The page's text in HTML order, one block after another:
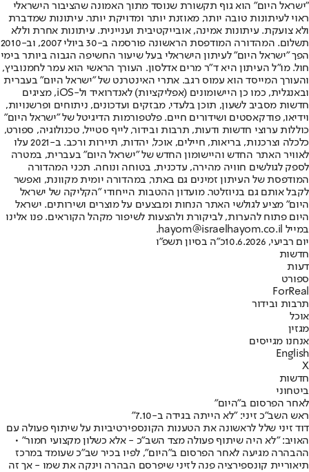
"ישראל היום" הוא גוף תקשורת שנוסד מתוך האמונה שהציבור הישראלי
ראוי לעיתונות טובה יותר, מאוזנת יותר ומדויקת יותר. עיתונות שמדברת
ולא צועקת. עיתונות אמינה, אובייקטיבית ועניינית. עיתונות אחרת וללא
תשלום. המהדורה המודפסת הראשונה פורסמה ב-30 ביולי 2007, וב-2010
הפך "ישראל היום" לעיתון הישראלי בעל שיעור החשיפה הגבוה ביותר בימי
חול. מו"ל העיתון היא ד"ר מרים אדלסון. העורך הראשי הוא עמר לחמנוביץ,
והעורך המייסד הוא עמוס רגב. אתרי האינטרנט של "ישראל היום" בעברית
ובאנגלית, כמו כן היישומונים (אפליקציות) לאנדרואיד ול-iOS, מציגים
חדשות מסביב לשעון, תוכן בלעדי, מבזקים ועדכונים, ניתוחים ופרשנויות,
וידיאו, פודקאסטים ושידורים חיים. פלטפורמות הדיגיטל של "ישראל היום"
כוללות ערוצי חדשות ודעות, תרבות ובידור, לייף סטייל, טכנולוגיה, ספורט,
כלכלה וצרכנות, בריאות, חיילים, אוכל, יהדות, תיירות ורכב. ב-2021 עלו
לאוויר האתר החדש והיישומון החדש של "ישראל היום" בעברית, במטרה
לספק לגולשים חוויה מהירה, עדכנית, בטוחה ונוחה. תכני המהדורה
המודפסת של העיתון זמינים גם באתר, במהדורה יומית מקוונת, ואפשר
לקבל אותם גם בניוזלטר. מועדון ההטבות הייחודי "הקליקה של ישראל
היום" מציע לגולשי האתר הנחות ומבצעים על מוצרים ושירותים. ישראל
היום פתוח להערות, לביקורת ולהצעות לשיפור מקהל הקוראים. פנו אלינו
במייל hayom@israelhayom.co.il.
יום רביעי, 10.6.2026
כ"ה בסיון תשפ"ו
חדשות
דעות
ספורט
ForReal
תרבות ובידור
אוכל
מגזין
אנחנו מגייסים
English
X
חדשות
ביטחוני
לאחר הפרסום ב"היום"
ראש השב"כ זיני: "לא הייתה בגידה ב-7.10"
דוד זיני שלל לראשונה את הטענות הקונספירטיביות על שיתוף פעולה עם
האויב: "לא היה שיתוף פעולה מצד השב"כ - אלא כשלון מקצועי חמור" •
ההבהרה מגיעה לאחר הפרסום ב"היום", לפיו בכיר שב"כ שעומד במרכז
תיאוריית קונספירציה פנה לזיני שיפרסם הבהרה וינקה את שמו - אך זה